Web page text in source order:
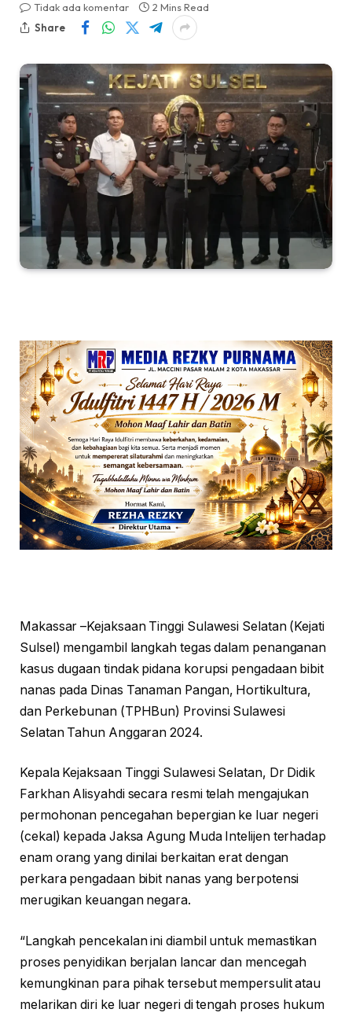
Tidak ada komentar
2 Mins Read
Share
Makassar –Kejaksaan Tinggi Sulawesi Selatan (Kejati
Sulsel) mengambil langkah tegas dalam penanganan
kasus dugaan tindak pidana korupsi pengadaan bibit
nanas pada Dinas Tanaman Pangan, Hortikultura,
dan Perkebunan (TPHBun) Provinsi Sulawesi
Selatan Tahun Anggaran 2024.
Kepala Kejaksaan Tinggi Sulawesi Selatan, Dr Didik
Farkhan Alisyahdi secara resmi telah mengajukan
permohonan pencegahan bepergian ke luar negeri
(cekal) kepada Jaksa Agung Muda Intelijen terhadap
enam orang yang dinilai berkaitan erat dengan
perkara pengadaan bibit nanas yang berpotensi
merugikan keuangan negara.
“Langkah pencekalan ini diambil untuk memastikan
proses penyidikan berjalan lancar dan mencegah
kemungkinan para pihak tersebut mempersulit atau
melarikan diri ke luar negeri di tengah proses hukum